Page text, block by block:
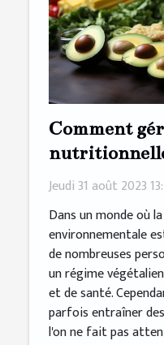
Comment
végétalien
Jeudi 31 août 2023
Dans un monde où
environnementale
de nombreuses
un régime
et de santé.
parfois entraîner
l'on ne fait pas